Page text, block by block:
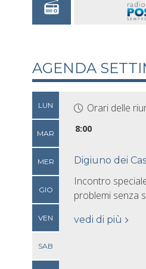
AGENDA
LUN
MAR
MER
GIO
VEN
SAB
Orari delle
8:00
Digiuno dei
Incontro
problemi senza
vedi di più